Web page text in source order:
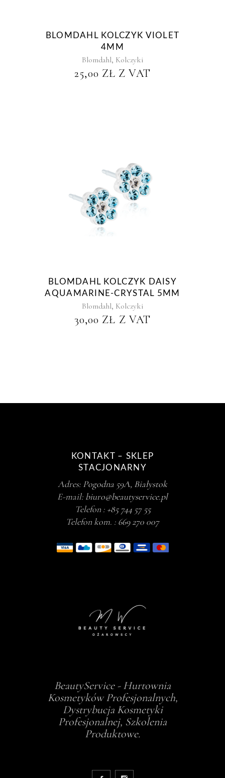
BLOMDAHL KOLCZYK VIOLET
4MM
Blomdahl, Kolczyki
25,00 ZŁ Z VAT
BLOMDAHL KOLCZYK DAISY
AQUAMARINE-CRYSTAL 5MM
Blomdahl, Kolczyki
30,00 ZŁ Z VAT
KONTAKT – SKLEP
STACJONARNY
Adres: Pogodna 59A, Białystok
E-mail: biuro@beautyservice.pl
Telefon : +85 744 57 55
Telefon kom. : 669 270 007
BeautyService - Hurtownia
Kosmetyków Profesjonalnych,
Dystrybucja Kosmetyki
Profesjonalnej, Szkolenia
Produktowe.